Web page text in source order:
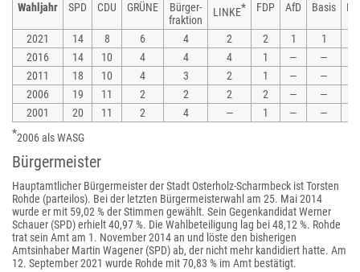
Wahljahr
SPD CDU GRÜNE
Bürger-
fraktion
LINKE* FDP AfD Basis
2021 14 8 6 4 2 2 1 1
2016
14 10 4 4 4 1 — —
2011
18 10 4 3 2 1 — —
2006
19 11 2 2 2 2 — —
2001
20 11 2 4 — 1 — —
*2006 als WASG
Bürgermeister
Hauptamtlicher Bürgermeister der Stadt Osterholz-Scharmbeck ist Torsten
Rohde (parteilos). Bei der letzten Bürgermeisterwahl am 25. Mai 2014
wurde er mit 59,02 % der Stimmen gewählt. Sein Gegenkandidat Werner
Schauer (SPD) erhielt 40,97 %. Die Wahlbeteiligung lag bei 48,12 %. Rohde
trat sein Amt am 1. November 2014 an und löste den bisherigen
Amtsinhaber Martin Wagener (SPD) ab, der nicht mehr kandidiert hatte. Am
12. September 2021 wurde Rohde mit 70,83 % im Amt bestätigt.